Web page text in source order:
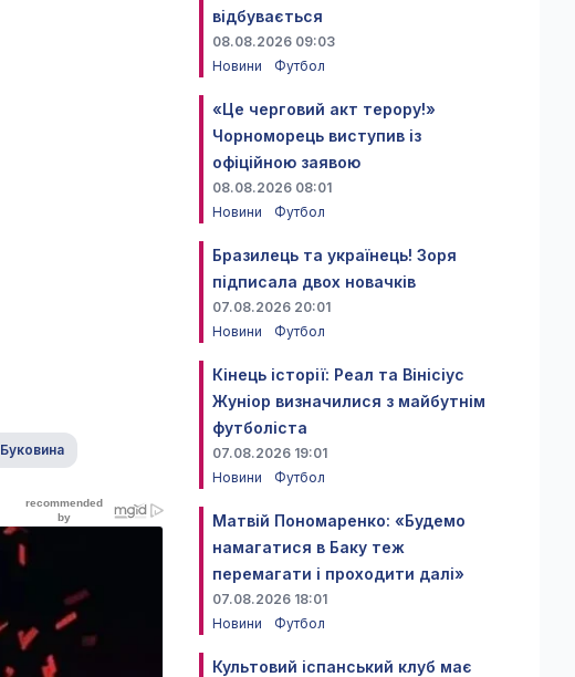
Буковина
відбувається
08.08.2026 09:03
Новини
Футбол
«Це черговий акт терору!»
Чорноморець виступив із
офіційною заявою
08.08.2026 08:01
Новини
Футбол
Бразилець та українець! Зоря
підписала двох новачків
07.08.2026 20:01
Новини
Футбол
Кінець історії: Реал та Вінісіус
Жуніор визначилися з майбутнім
футболіста
07.08.2026 19:01
Новини
Футбол
Матвій Пономаренко: «Будемо
намагатися в Баку теж
перемагати і проходити далі»
07.08.2026 18:01
Новини
Футбол
Культовий іспанський клуб має